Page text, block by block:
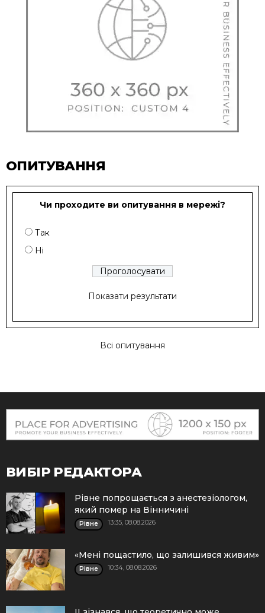
ОПИТУВАННЯ
Чи проходите ви опитування в мережі?
Так
Ні
Показати результати
Всі опитування
ВИБІР РЕДАКТОРА
Рівне попрощається з анестезіологом,
який помер на Вінничині
Рівне 13:35, 08.08.2026
«Мені пощастило, що залишився живим»
Рівне 10:34, 08.08.2026